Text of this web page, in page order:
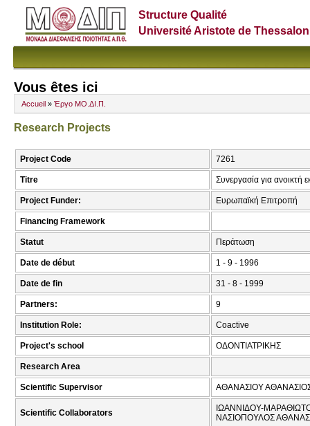
Structure Qualité
Université Aristote de
Vous êtes ici
Accueil » Έργο ΜΟ.ΔΙ.Π.
Research Projects
Project Code 7261
Titre Συνεργασία για
Project Funder: Ευρωπαϊκή Επιτροπή
Financing Framework
Statut Περάτωση
Date de début 1 - 9 - 1996
Date de fin 31 - 8 - 1999
Partners: 9
Institution Role: Coactive
Project's school ΟΔΟΝΤΙΑΤΡΙΚΗΣ
Research Area
Scientific Supervisor ΑΘΑΝΑΣΙΟΥ
Scientific Collaborators
ΙΩΑΝΝΙΔΟΥ-
ΝΑΣΙΟΠΟΥΛΟΣ